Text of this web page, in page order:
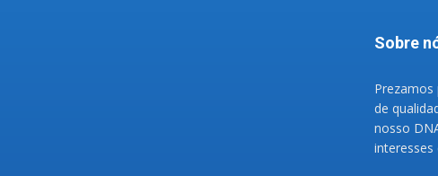
Sobre
de
nosso
interesses